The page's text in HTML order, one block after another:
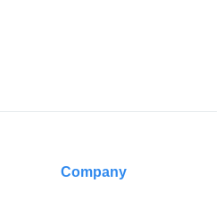
Company